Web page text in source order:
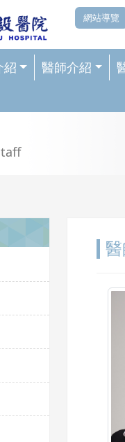
結 網站導覽
紹 醫師介紹